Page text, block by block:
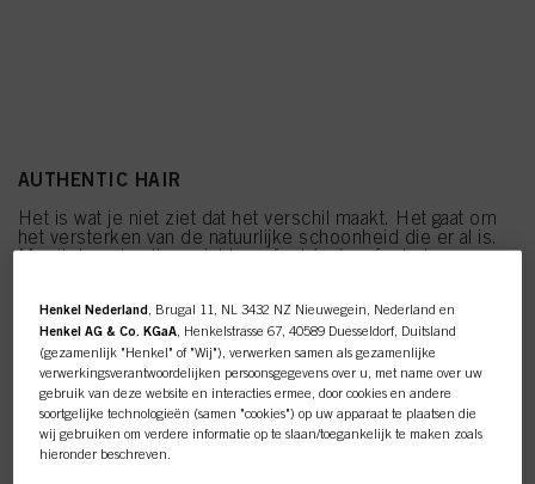
AUTHENTIC HAIR
Het is wat je niet ziet dat het verschil maakt. Het gaat om
het versterken van de natuurlijke schoonheid die er al is.
Moeiteloos in elk opzicht, perfect (on)perfecte losse
Henkel Nederland , Brugal 11, NL 3432 NZ Nieuwegein, Nederland en
Henkel AG & Co. KGaA , Henkelstrasse 67, 40589 Duesseldorf, Duitsland
(gezamenlijk "Henkel" of "Wij"), verwerken samen als gezamenlijke
verwerkingsverantwoordelijken persoonsgegevens over u, met name over uw
gebruik van deze website en interacties ermee, door cookies en andere
soortgelijke technologieën (samen "cookies") op uw apparaat te plaatsen die
wij gebruiken om verdere informatie op te slaan/toegankelijk te maken zoals
hieronder beschreven.